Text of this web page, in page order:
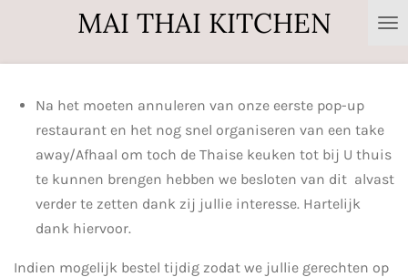
MAI THAI KITCHEN
Na het moeten annuleren van onze eerste pop-up
restaurant en het nog snel organiseren van een take
away/Afhaal om toch de Thaise keuken tot bij U thuis
te kunnen brengen hebben we besloten van dit alvast
verder te zetten dank zij jullie interesse. Hartelijk
dank hiervoor.
Indien mogelijk bestel tijdig zodat we jullie gerechten op